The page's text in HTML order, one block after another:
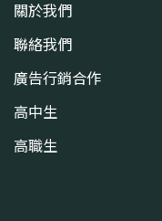
關於我們
聯絡我們
廣告行銷合作
高中生
高職生